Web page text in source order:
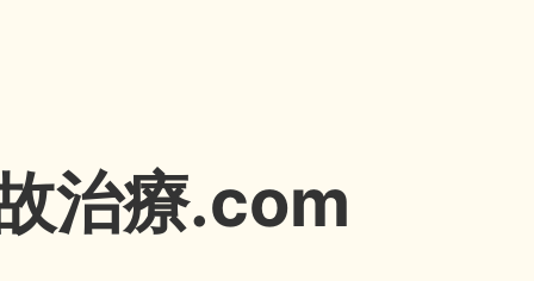
治療.com